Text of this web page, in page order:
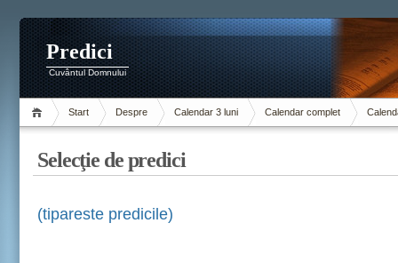
Predici
Cuvântul Domnului
Start Despre Calendar 3 luni Calendar complet
Selecţie de predici
(tipareste predicile)